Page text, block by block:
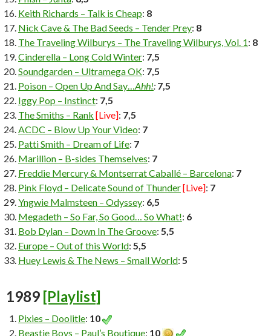
Keith Richards – Talk is Cheap: 8
Nick Cave & The Bad Seeds – Tender Prey: 8
The Traveling Wilburys – The Traveling Wilburys, Vol. 1: 8
Cinderella – Long Cold Winter: 7,5
Soundgarden – Ultramega OK: 7,5
Poison – Open Up And Say…Ahh!: 7,5
Iggy Pop – Instinct: 7,5
The Smiths – Rank [Live]: 7,5
ACDC – Blow Up Your Video: 7
Patti Smith – Dream of Life: 7
Marillion – B-sides Themselves: 7
Freddie Mercury & Montserrat Caballé – Barcelona: 7
Pink Floyd – Delicate Sound of Thunder[Live]: 7
Yngwie Malmsteen – Odyssey: 6,5
Megadeth – So Far, So Good… So What!: 6
Bob Dylan – Down In The Groove: 5,5
Europe – Out of this World: 5,5
Huey Lewis & The News – Small World: 5
1989 [Playlist]
Pixies – Doolitle: 10
Beastie Boys – Paul’s Boutique: 10